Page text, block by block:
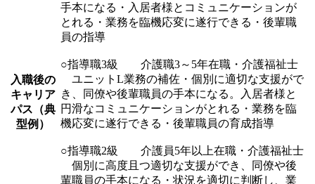
入職後の
キャリア
パス（典
型例）
手本になる・入居者様とコミュニケーションが
とれる・業務を臨機応変に遂行できる・後輩職
員の指導
○指導職3級 介護職3～5年在職・介護福祉士
ユニットL業務の補佐・個別に適切な支援がで
き、同僚や後輩職員の手本になる。入居者様と
円滑なコミュニケーションがとれる・業務を臨
機応変に遂行できる・後輩職員の育成指導
○指導職2級 介護員5年以上在職・介護福祉士
個別に高度且つ適切な支援ができ、同僚や後
輩職員の手本になる・状況を適切に判断し、業